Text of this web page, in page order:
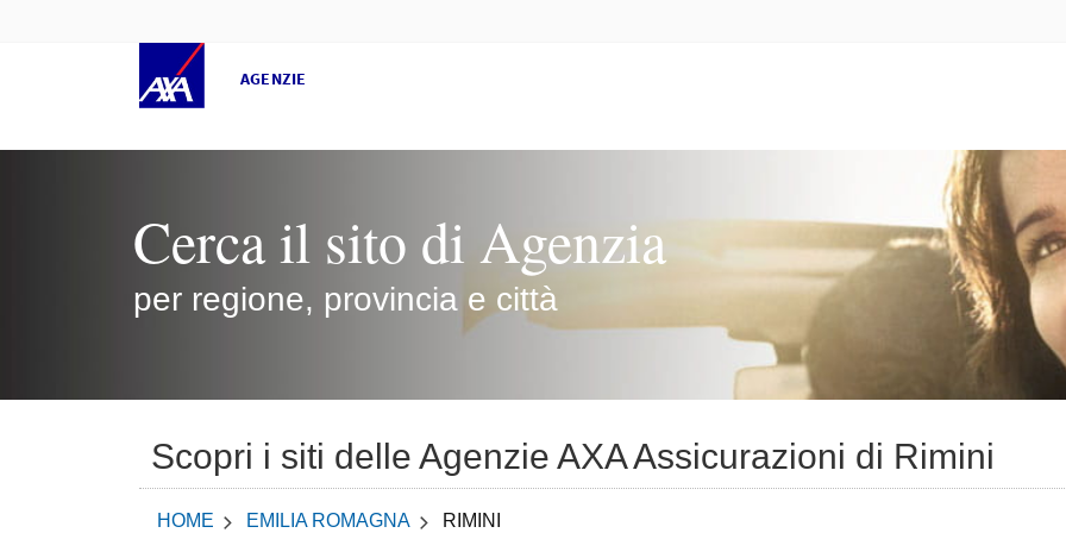
AGENZIE
Cerca il sito di Agenzia
per regione, provincia e città
Scopri i siti delle Agenzie AXA Assicurazioni di Rimini
HOME EMILIA ROMAGNA RIMINI